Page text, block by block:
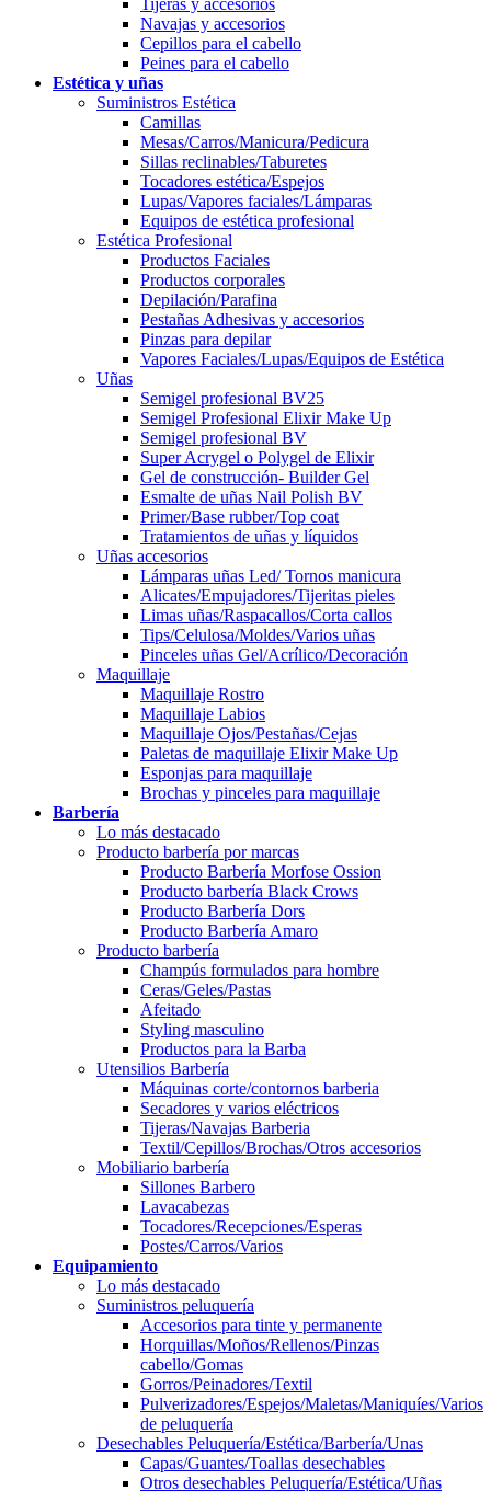
Tijeras y accesorios
Navajas y accesorios
Cepillos para el cabello
Peines para el cabello
Estética y uñas
Suministros Estética
Camillas
Mesas/Carros/Manicura/Pedicura
Sillas reclinables/Taburetes
Tocadores estética/Espejos
Lupas/Vapores faciales/Lámparas
Equipos de estética profesional
Estética Profesional
Productos Faciales
Productos corporales
Depilación/Parafina
Pestañas Adhesivas y accesorios
Pinzas para depilar
Vapores Faciales/Lupas/Equipos de Estética
Uñas
Semigel profesional BV25
Semigel Profesional Elixir Make Up
Semigel profesional BV
Super Acrygel o Polygel de Elixir
Gel de construcción- Builder Gel
Esmalte de uñas Nail Polish BV
Primer/Base rubber/Top coat
Tratamientos de uñas y líquidos
Uñas accesorios
Lámparas uñas Led/ Tornos manicura
Alicates/Empujadores/Tijeritas pieles
Limas uñas/Raspacallos/Corta callos
Tips/Celulosa/Moldes/Varios uñas
Pinceles uñas Gel/Acrílico/Decoración
Maquillaje
Maquillaje Rostro
Maquillaje Labios
Maquillaje Ojos/Pestañas/Cejas
Paletas de maquillaje Elixir Make Up
Esponjas para maquillaje
Brochas y pinceles para maquillaje
Barbería
Lo más destacado
Producto barbería por marcas
Producto Barbería Morfose Ossion
Producto barbería Black Crows
Producto Barbería Dors
Producto Barbería Amaro
Producto barbería
Champús formulados para hombre
Ceras/Geles/Pastas
Afeitado
Styling masculino
Productos para la Barba
Utensilios Barbería
Máquinas corte/contornos barberia
Secadores y varios eléctricos
Tijeras/Navajas Barberia
Textil/Cepillos/Brochas/Otros accesorios
Mobiliario barbería
Sillones Barbero
Lavacabezas
Tocadores/Recepciones/Esperas
Postes/Carros/Varios
Equipamiento
Lo más destacado
Suministros peluquería
Accesorios para tinte y permanente
Horquillas/Moños/Rellenos/Pinzas
cabello/Gomas
Gorros/Peinadores/Textil
Pulverizadores/Espejos/Maletas/Maniquíes/Varios
de peluquería
Desechables Peluquería/Estética/Barbería/Unas
Capas/Guantes/Toallas desechables
Otros desechables Peluquería/Estética/Uñas